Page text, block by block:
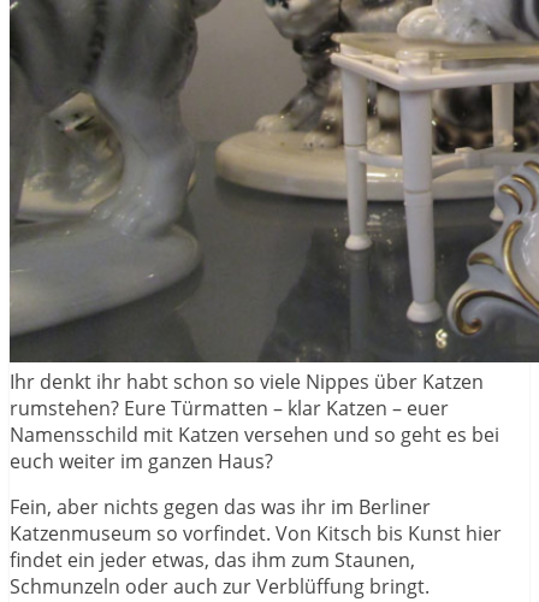
Ihr denkt ihr habt schon so viele Nippes über Katzen
rumstehen? Eure Türmatten – klar Katzen – euer
Namensschild mit Katzen versehen und so geht es bei
euch weiter im ganzen Haus?
Fein, aber nichts gegen das was ihr im Berliner
Katzenmuseum so vorfindet. Von Kitsch bis Kunst hier
findet ein jeder etwas, das ihm zum Staunen,
Schmunzeln oder auch zur Verblüffung bringt.